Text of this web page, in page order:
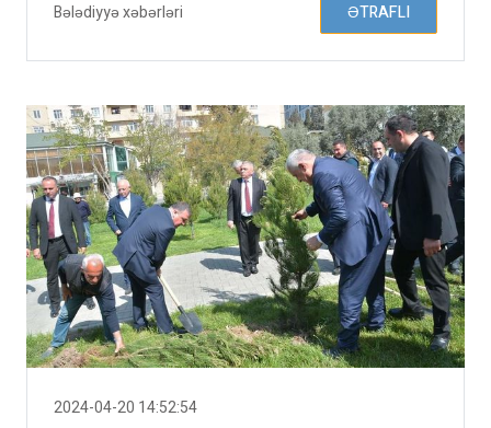
Bələdiyyə xəbərləri ƏTRAFLI
2024-04-20 14:52:54